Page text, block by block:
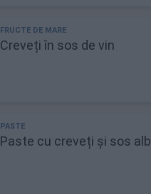
Creveți în sos de vin
Paste cu creveți și sos alb